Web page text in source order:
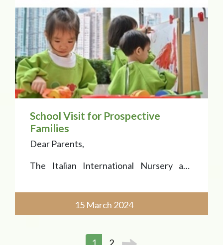
過四萬名的小畫家參與；他們皆為每年的
主題添上獨特的個人藝術色彩。
馬可·波羅是威尼斯旅
School Visit for Prospective
Families
Dear Parents,
The Italian International Nursery and
15 March 2024
1 2